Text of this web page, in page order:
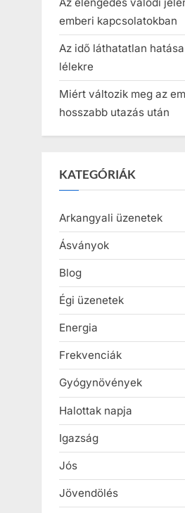
emberi kapcsolatokban
Az idő láthatatlan
lélekre
Miért változik meg az
hosszabb utazás után
KATEGÓRIÁK
Arkangyali üzenetek
Ásványok
Blog
Égi üzenetek
Energia
Frekvenciák
Gyógynövények
Halottak napja
Igazság
Jós
Jövendölés